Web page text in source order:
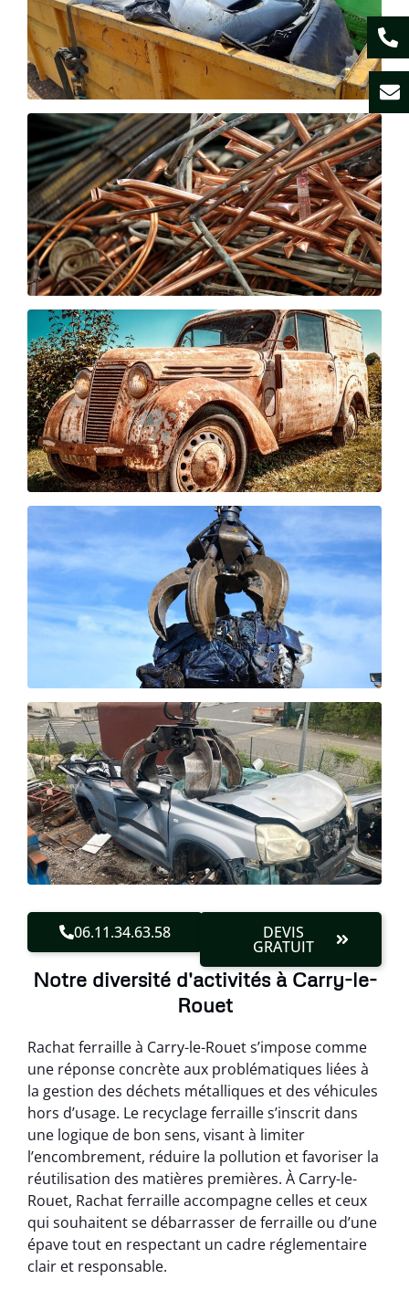
06.11.34.63.58 DEVIS
GRATUIT
Notre diversité d'activités à Carry-le-
Rouet
Rachat ferraille à Carry-le-Rouet s’impose comme
une réponse concrète aux problématiques liées à
la gestion des déchets métalliques et des véhicules
hors d’usage. Le recyclage ferraille s’inscrit dans
une logique de bon sens, visant à limiter
l’encombrement, réduire la pollution et favoriser la
réutilisation des matières premières. À Carry-le-
Rouet, Rachat ferraille accompagne celles et ceux
qui souhaitent se débarrasser de ferraille ou d’une
épave tout en respectant un cadre réglementaire
clair et responsable.